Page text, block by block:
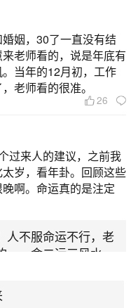
意可能会引起大麻
些解读：
象征情绪积压、压
化，属于常见的情
洪水在梦中常代表
比如长期压抑的焦
如工作变动、家庭
势越大，往往说明
有解梦观点认为，
姻，30了一直没有结
老师看的，说是年底有
当年的12月初，工作
老师看的很准。
26
过来人的建议，之前我
岁，看年卦。回顾这些
啊。命运真的是注定
人不服命运不行，老
一命二运三风水，
老师化太岁，看年
缘分啊！